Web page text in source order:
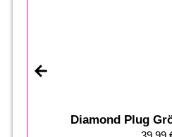
Diamond Plug